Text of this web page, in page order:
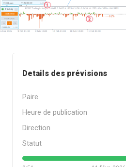
Details des prévisions
Paire
Heure de publication
Direction
Statut